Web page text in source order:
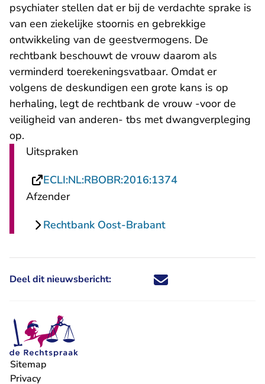
psychiater stellen dat er bij de verdachte sprake is
van een ziekelijke stoornis en gebrekkige
ontwikkeling van de geestvermogens. De
rechtbank beschouwt de vrouw daarom als
verminderd toerekeningsvatbaar. Omdat er
volgens de deskundigen een grote kans is op
herhaling, legt de rechtbank de vrouw -voor de
veiligheid van anderen- tbs met dwangverpleging
op.
Uitspraken
ECLI:NL:RBOBR:2016:1374- U verlaat
Afzender
Rechtbank Oost-Brabant
Deel dit nieuwsbericht: Deel dit nieuwsbericht via X -
Deel dit nieuwsbericht via
Deel dit nieuwsbericht
Deel dit
Sitemap
Privacy